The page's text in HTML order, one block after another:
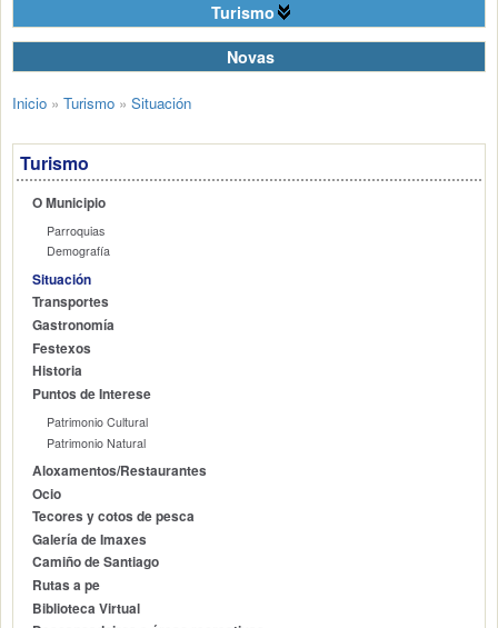
Turismo
Novas
Inicio » Turismo » Situación
Turismo
O Municipio
Parroquias
Demografía
Situación
Transportes
Gastronomía
Festexos
Historia
Puntos de Interese
Patrimonio Cultural
Patrimonio Natural
Aloxamentos/Restaurantes
Ocio
Tecores y cotos de pesca
Galería de Imaxes
Camiño de Santiago
Rutas a pe
Biblioteca Virtual